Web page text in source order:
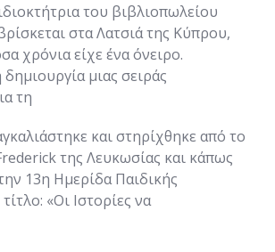
του βιβλιοπωλείου
στα Λατσιά της Κύπρου,
χρόνια είχε ένα όνειρο.
μιας σειράς
τη
και στηρίχθηκε από το
της Λευκωσίας και κάπως
13η Ημερίδα Παιδικής
«Οι Ιστορίες να